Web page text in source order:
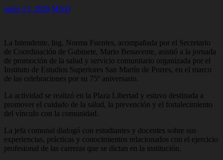
junio 13, 2026 MAD
La Intendente, Ing. Norma Fuentes, acompañada por el Secretario
de Coordinación de Gabinete, Mario Benavente, asistió a la jornada
de promoción de la salud y servicio comunitario organizada por el
Instituto de Estudios Superiores San Martín de Porres, en el marco
de las celebraciones por su 75º aniversario.
La actividad se realizó en la Plaza Libertad y estuvo destinada a
promover el cuidado de la salud, la prevención y el fortalecimiento
del vínculo con la comunidad.
La jefa comunal dialogó con estudiantes y docentes sobre sus
experiencias, prácticas y conocimientos relacionados con el ejercicio
profesional de las carreras que se dictan en la institución.